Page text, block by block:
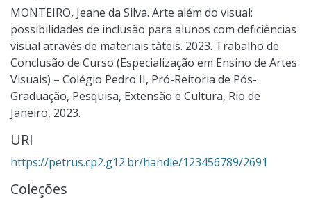
MONTEIRO, Jeane da Silva. Arte além do visual:
possibilidades de inclusão para alunos com deficiências
visual através de materiais táteis. 2023. Trabalho de
Conclusão de Curso (Especialização em Ensino de Artes
Visuais) – Colégio Pedro II, Pró-Reitoria de Pós-
Graduação, Pesquisa, Extensão e Cultura, Rio de
Janeiro, 2023.
URI
https://petrus.cp2.g12.br/handle/123456789/2691
Coleções